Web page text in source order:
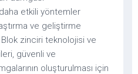
etkili yöntemler
ve geliştirme
Blok zinciri teknolojisi ve
güvenli ve
oluşturulması için